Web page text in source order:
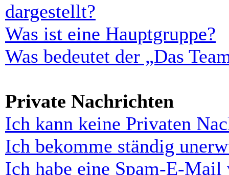
dargestellt?
Was ist eine Hauptgruppe?
Was bedeutet der „Das
Private Nachrichten
Ich kann keine Privaten
Ich bekomme ständig
Ich habe eine Spam-E-